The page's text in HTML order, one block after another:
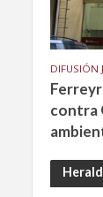
DIFUSIÓN
contra